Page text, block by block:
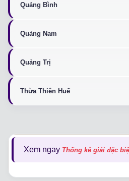
Quảng Bình
Quảng Nam
Quảng Trị
Thừa Thiên Huế
Xem ngay Thống kê giải đặc